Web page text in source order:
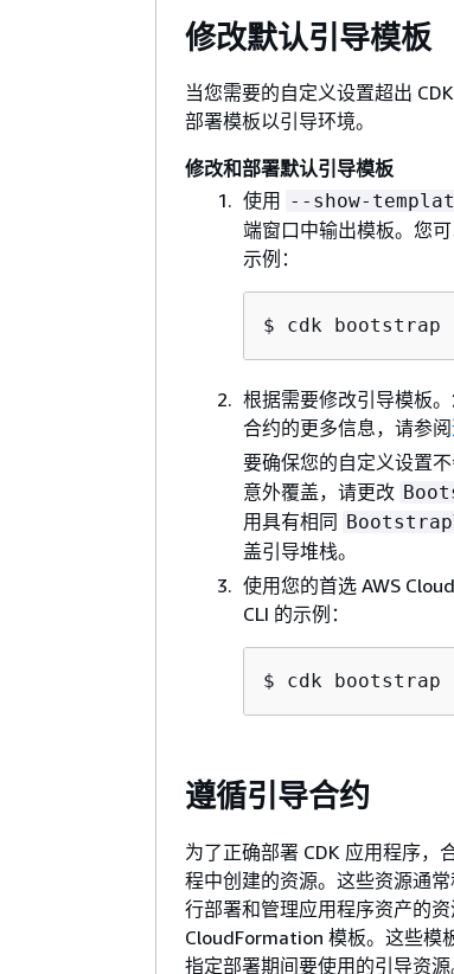
修改默认引导模板
当您需要的自定义设置超出
部署模板以引导环境。
修改和部署默认引导模板
使用
--show-
端窗口中输出模板。您
示例：
$ cdk bootstrap
根据需要修改引导模板
合约的更多信息，请参阅
要确保您的自定义设置
意外覆盖，请更改
用具有相同
盖引导堆栈。
使用您的首选 AWS
CLI 的示例：
$ cdk bootstrap
遵循引导合约
为了正确部署 CDK 应用程序，
程中创建的资源。这些资源通常
行部署和管理应用程序资产的
CloudFormation 模板。这些模
指定部署期间要使用的引导资源